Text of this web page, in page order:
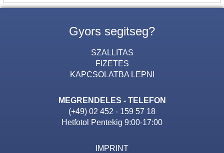
Gyors segitseg?
SZALLITAS
FIZETES
KAPCSOLATBA LEPNI
MEGRENDELES - TELEFON
(+49) 02 452 - 159 57 18
Hetfotol Pentekig 9:00-17:00
IMPRINT